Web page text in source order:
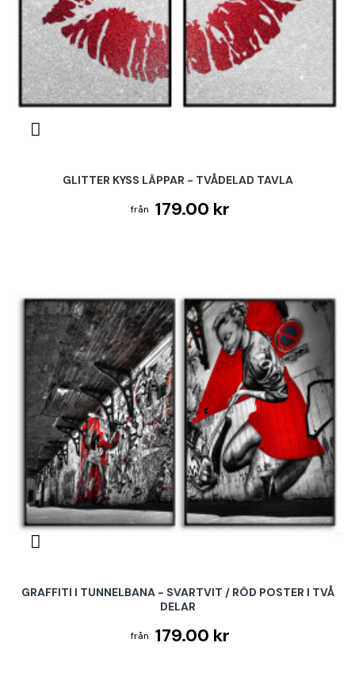
GLITTER KYSS LÄPPAR - TVÅDELAD TAVLA
179.00 kr
GRAFFITI I TUNNELBANA - SVARTVIT / RÖD POSTER I TVÅ
DELAR
179.00 kr